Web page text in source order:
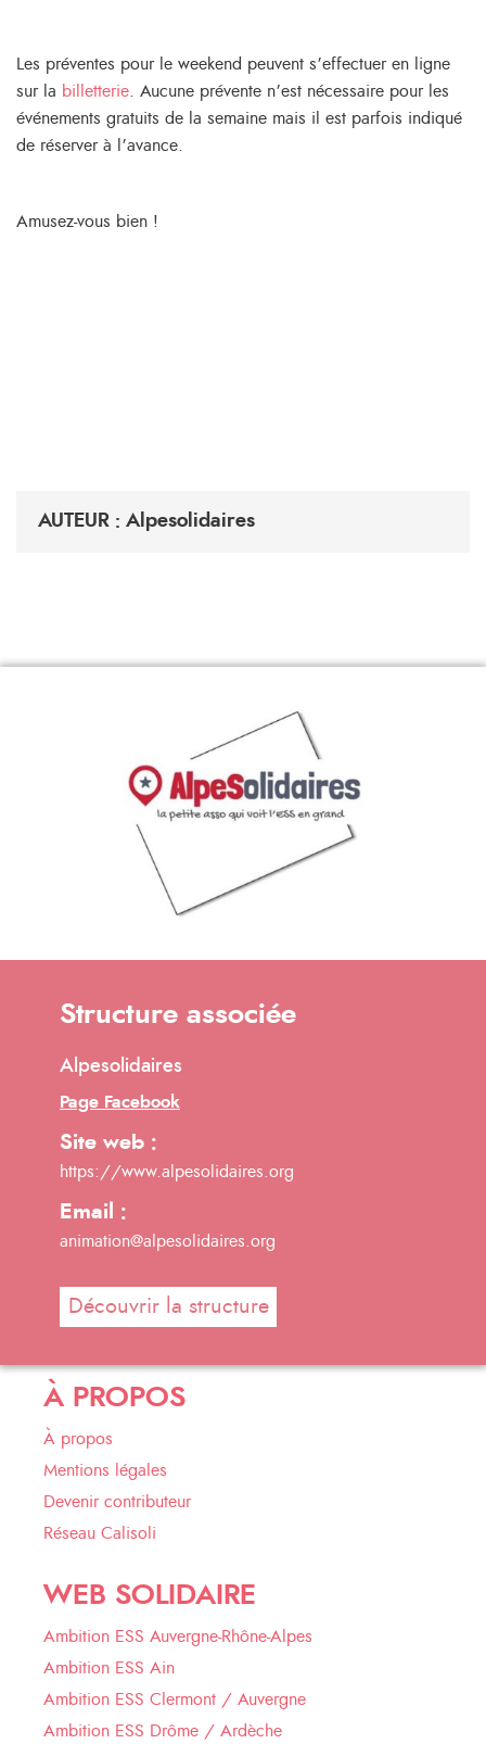
Les préventes pour le weekend peuvent s’effectuer en ligne
sur la billetterie . Aucune prévente n’est nécessaire pour les
événements gratuits de la semaine mais il est parfois indiqué
de réserver à l’avance.
Amusez-vous bien !
AUTEUR : Alpesolidaires
Structure associée
Alpesolidaires
Page Facebook
Site web :
https://www.alpesolidaires.org
Email :
animation@alpesolidaires.org
Découvrir la structure
À PROPOS
À propos
Mentions légales
Devenir contributeur
Réseau Calisoli
WEB SOLIDAIRE
Ambition ESS Auvergne-Rhône-Alpes
Ambition ESS Ain
Ambition ESS Clermont / Auvergne
Ambition ESS Drôme / Ardèche